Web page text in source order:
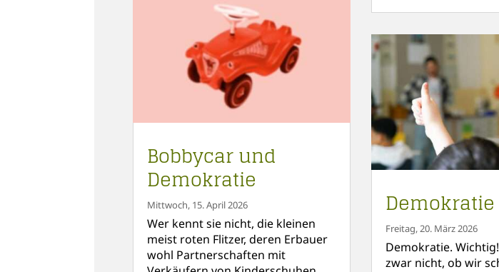
Bobbycar und
Demokratie
Mittwoch, 15. April 2026
Wer kennt sie nicht, die kleinen
meist roten Flitzer, deren Erbauer
wohl Partnerschaften mit
Demokratie
Freitag, 20. März 2026
Demokratie.
zwar nicht, ob wir